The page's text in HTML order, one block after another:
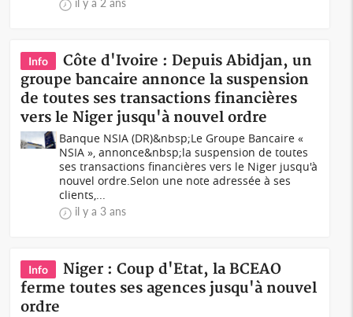
il y a 2 ans
Info
Côte d'Ivoire : Depuis Abidjan, un
groupe bancaire annonce la suspension
de toutes ses transactions financières
vers le Niger jusqu'à nouvel ordre
Banque NSIA (DR)&nbsp;Le Groupe Bancaire «
NSIA », annonce&nbsp;la suspension de toutes
ses transactions financières vers le Niger jusqu'à
nouvel ordre.Selon une note adressée à ses
clients,...
il y a 3 ans
Info
Niger : Coup d'Etat, la BCEAO
ferme toutes ses agences jusqu'à nouvel
ordre